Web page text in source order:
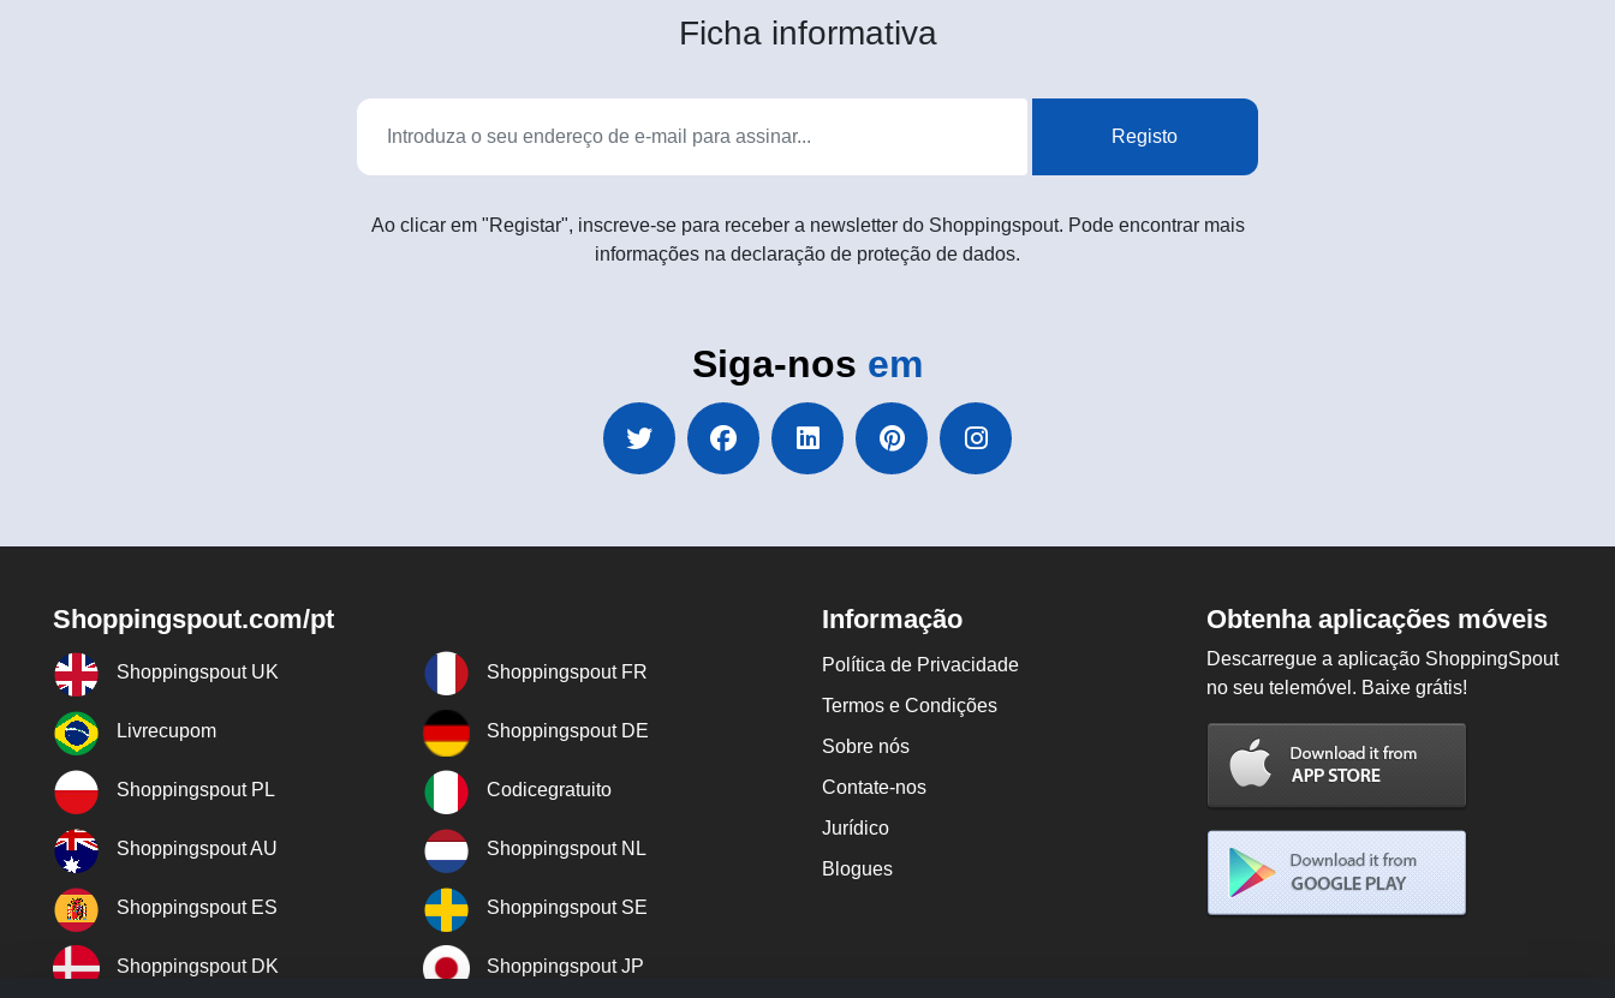
Ficha informativa
Registo
Ao clicar em "Registar", inscreve-se para receber a newsletter do Shoppingspout. Pode encontrar mais
informações na declaração de proteção de dados.
Siga-nos em
Shoppingspout.com/pt
Shoppingspout UK Shoppingspout FR
Livrecupom Shoppingspout DE
Shoppingspout PL Codicegratuito
Shoppingspout AU Shoppingspout NL
Shoppingspout ES Shoppingspout SE
Shoppingspout DK Shoppingspout JP
Informação
Política de Privacidade
Termos e Condições
Sobre nós
Contate-nos
Jurídico
Blogues
Obtenha aplicações móveis
Descarregue a aplicação ShoppingSpout
no seu telemóvel. Baixe grátis!